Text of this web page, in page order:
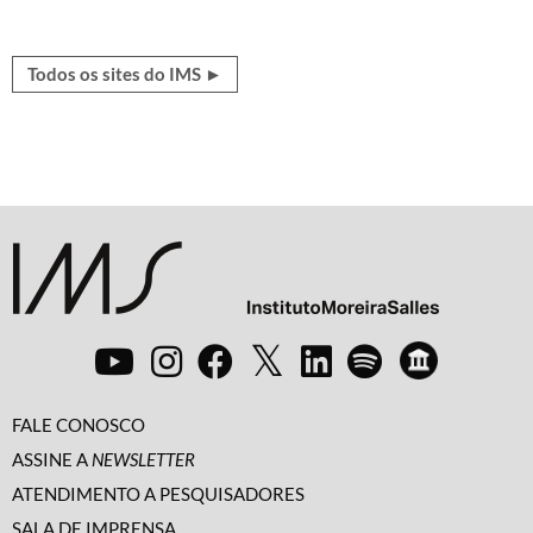
Todos os sites do IMS ►
FALE CONOSCO
ASSINE A NEWSLETTER
ATENDIMENTO A PESQUISADORES
SALA DE IMPRENSA